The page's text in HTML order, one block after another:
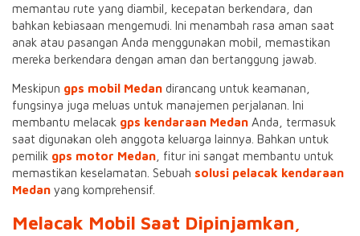
memantau rute yang diambil, kecepatan berkendara, dan
bahkan kebiasaan mengemudi. Ini menambah rasa aman saat
anak atau pasangan Anda menggunakan mobil, memastikan
mereka berkendara dengan aman dan bertanggung jawab.
Meskipun gps mobil Medan dirancang untuk keamanan,
fungsinya juga meluas untuk manajemen perjalanan. Ini
membantu melacak gps kendaraan Medan Anda, termasuk
saat digunakan oleh anggota keluarga lainnya. Bahkan untuk
pemilik gps motor Medan , fitur ini sangat membantu untuk
memastikan keselamatan. Sebuah solusi pelacak kendaraan
Medan yang komprehensif.
Melacak Mobil Saat Dipinjamkan,